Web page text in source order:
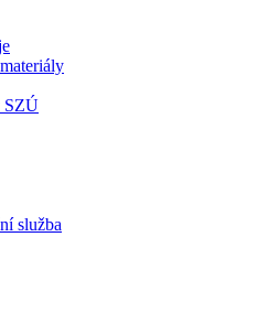
SZÚ
služba